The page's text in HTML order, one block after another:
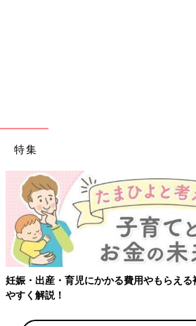
特集
妊娠・出産・育児にかかる費用やもらえる
やすく解説！